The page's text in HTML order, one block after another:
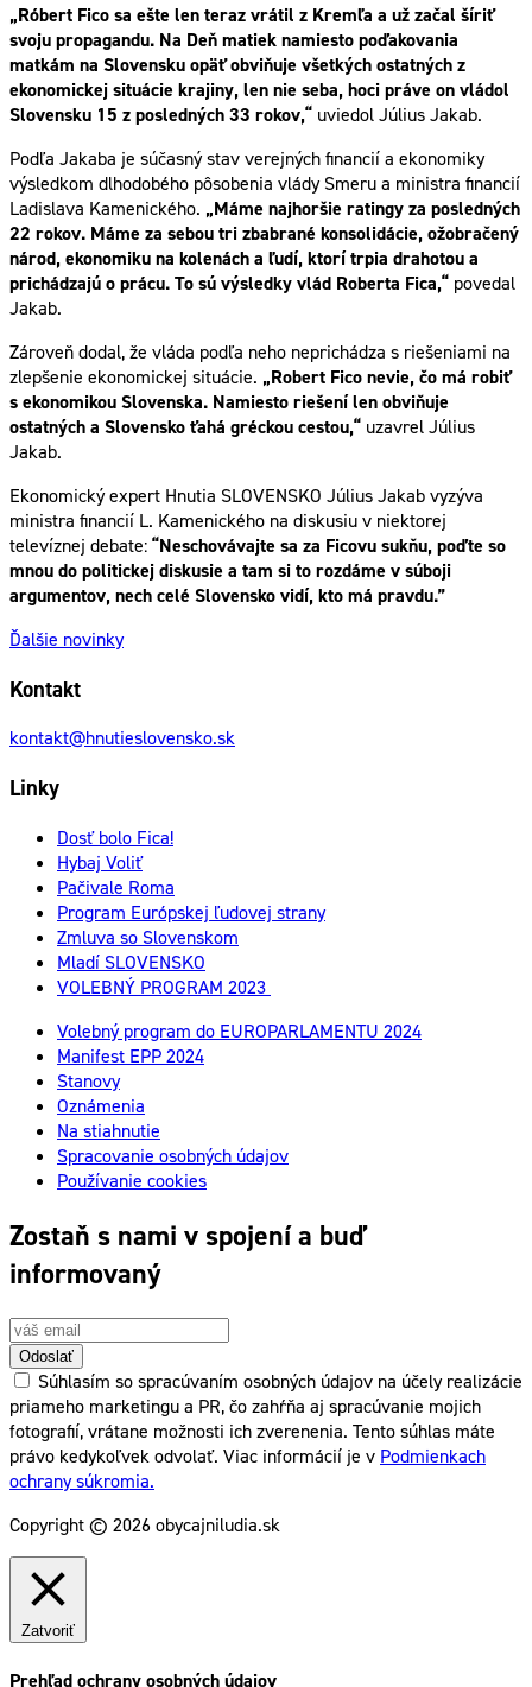
„Róbert Fico sa ešte len teraz vrátil z Kremľa a už začal šíriť
svoju propagandu. Na Deň matiek namiesto poďakovania
matkám na Slovensku opäť obviňuje všetkých ostatných z
ekonomickej situácie krajiny, len nie seba, hoci práve on vládol
Slovensku 15 z posledných 33 rokov,“ uviedol Július Jakab.
Podľa Jakaba je súčasný stav verejných financií a ekonomiky
výsledkom dlhodobého pôsobenia vlády Smeru a ministra financií
Ladislava Kamenického. „Máme najhoršie ratingy za posledných
22 rokov. Máme za sebou tri zbabrané konsolidácie, ožobračený
národ, ekonomiku na kolenách a ľudí, ktorí trpia drahotou a
prichádzajú o prácu. To sú výsledky vlád Roberta Fica,“ povedal
Jakab.
Zároveň dodal, že vláda podľa neho neprichádza s riešeniami na
zlepšenie ekonomickej situácie. „Robert Fico nevie, čo má robiť
s ekonomikou Slovenska. Namiesto riešení len obviňuje
ostatných a Slovensko ťahá gréckou cestou,“ uzavrel Július
Jakab.
Ekonomický expert Hnutia SLOVENSKO Július Jakab vyzýva
ministra financií L. Kamenického na diskusiu v niektorej
televíznej debate:“Neschovávajte sa za Ficovu sukňu, poďte so
mnou do politickej diskusie a tam si to rozdáme v súboji
argumentov, nech celé Slovensko vidí, kto má pravdu.”
Ďalšie novinky
Kontakt
kontakt@hnutieslovensko.sk
Linky
Dosť bolo Fica!
Hybaj Voliť
Pačivale Roma
Program Európskej ľudovej strany
Zmluva so Slovenskom
Mladí SLOVENSKO
VOLEBNÝ PROGRAM 2023
Volebný program do EUROPARLAMENTU 2024
Manifest EPP 2024
Stanovy
Oznámenia
Na stiahnutie
Spracovanie osobných údajov
Používanie cookies
Zostaň s nami v spojení a buď
informovaný
Odoslať
Súhlasím so spracúvaním osobných údajov na účely realizácie
priameho marketingu a PR, čo zahŕňa aj spracúvanie mojich
fotografií, vrátane možnosti ich zverenenia. Tento súhlas máte
právo kedykoľvek odvolať. Viac informácií je v Podmienkach
ochrany súkromia.
Copyright © 2026 obycajniludia.sk
Zatvoriť
Prehľad ochrany osobných údajov